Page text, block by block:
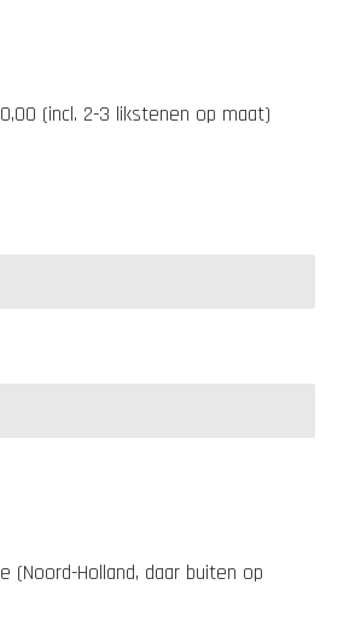
(incl. 2-3 likstenen op maat)
(Noord-Holland, daar buiten op